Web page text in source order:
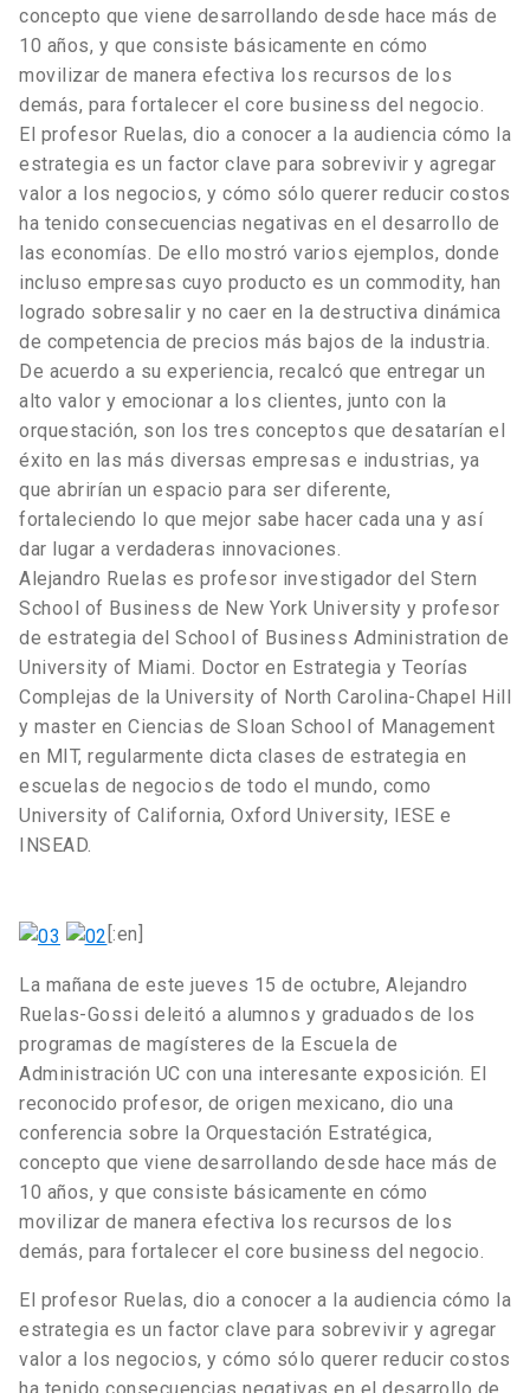
concepto que viene desarrollando desde hace más de
10 años, y que consiste básicamente en cómo
movilizar de manera efectiva los recursos de los
demás, para fortalecer el core business del negocio.
El profesor Ruelas, dio a conocer a la audiencia cómo la
estrategia es un factor clave para sobrevivir y agregar
valor a los negocios, y cómo sólo querer reducir costos
ha tenido consecuencias negativas en el desarrollo de
las economías. De ello mostró varios ejemplos, donde
incluso empresas cuyo producto es un commodity, han
logrado sobresalir y no caer en la destructiva dinámica
de competencia de precios más bajos de la industria.
De acuerdo a su experiencia, recalcó que entregar un
alto valor y emocionar a los clientes, junto con la
orquestación, son los tres conceptos que desatarían el
éxito en las más diversas empresas e industrias, ya
que abrirían un espacio para ser diferente,
fortaleciendo lo que mejor sabe hacer cada una y así
dar lugar a verdaderas innovaciones.
Alejandro Ruelas es profesor investigador del Stern
School of Business de New York University y profesor
de estrategia del School of Business Administration de
University of Miami. Doctor en Estrategia y Teorías
Complejas de la University of North Carolina-Chapel Hill
y master en Ciencias de Sloan School of Management
en MIT, regularmente dicta clases de estrategia en
escuelas de negocios de todo el mundo, como
University of California, Oxford University, IESE e
INSEAD.
[:en]
La mañana de este jueves 15 de octubre, Alejandro
Ruelas-Gossi deleitó a alumnos y graduados de los
programas de magísteres de la Escuela de
Administración UC con una interesante exposición. El
reconocido profesor, de origen mexicano, dio una
conferencia sobre la Orquestación Estratégica,
concepto que viene desarrollando desde hace más de
10 años, y que consiste básicamente en cómo
movilizar de manera efectiva los recursos de los
demás, para fortalecer el core business del negocio.
El profesor Ruelas, dio a conocer a la audiencia cómo la
estrategia es un factor clave para sobrevivir y agregar
valor a los negocios, y cómo sólo querer reducir costos
ha tenido consecuencias negativas en el desarrollo de